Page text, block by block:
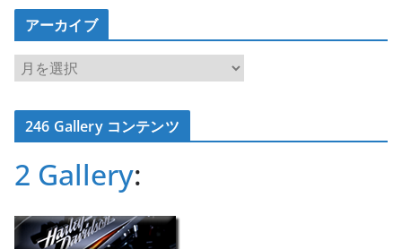
アーカイブ
ア
ー
カ
イ246 Gallery コンテンツ
2 Gallery: